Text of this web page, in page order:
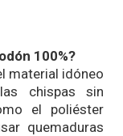
100%?
material idóneo
chispas sin
el poliéster
quemaduras